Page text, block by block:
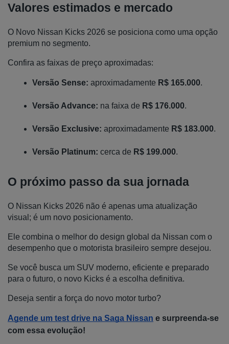
Valores estimados e mercado
O Novo Nissan Kicks 2026 se posiciona como uma opção
premium no segmento.
Confira as faixas de preço aproximadas:
Versão Sense: aproximadamente R$ 165.000.
Versão Advance: na faixa de R$ 176.000.
Versão Exclusive: aproximadamente R$ 183.000.
Versão Platinum: cerca de R$ 199.000.
O próximo passo da sua jornada
O Nissan Kicks 2026 não é apenas uma atualização
visual; é um novo posicionamento.
Ele combina o melhor do design global da Nissan com o
desempenho que o motorista brasileiro sempre desejou.
Se você busca um SUV moderno, eficiente e preparado
para o futuro, o novo Kicks é a escolha definitiva.
Deseja sentir a força do novo motor turbo?
Agende um test drive na Saga Nissan e surpreenda-se
com essa evolução!